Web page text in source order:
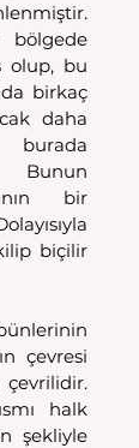
bölgede
olup, bu
birkaç
daha
Bunun
bir
biçilir
çevresi
halk
şekliyle